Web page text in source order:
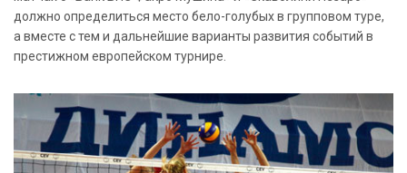
должно определиться место бело-голубых в групповом туре,
а вместе с тем и дальнейшие варианты развития событий в
престижном европейском турнире.